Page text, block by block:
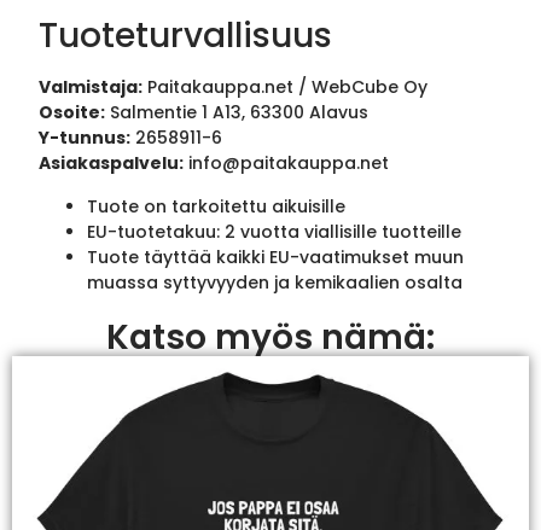
Tuoteturvallisuus
Valmistaja: Paitakauppa.net / WebCube Oy
Osoite: Salmentie 1 A13, 63300 Alavus
Y-tunnus: 2658911-6
Asiakaspalvelu: info@paitakauppa.net
Tuote on tarkoitettu aikuisille
EU-tuotetakuu: 2 vuotta viallisille tuotteille
Tuote täyttää kaikki EU-vaatimukset muun
muassa syttyvyyden ja kemikaalien osalta
Katso myös nämä: